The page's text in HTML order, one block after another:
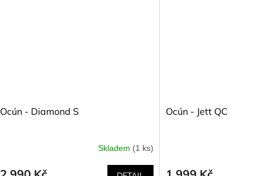
Ocún - Diamond S
Skladem (1 ks)
Ocún - Jett QC